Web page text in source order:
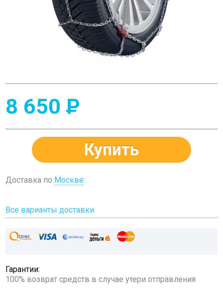
8 650 P
Купить
Доставка по Москве:
Все варианты доставки
Гарантии:
100% возврат средств в случае утери отправления